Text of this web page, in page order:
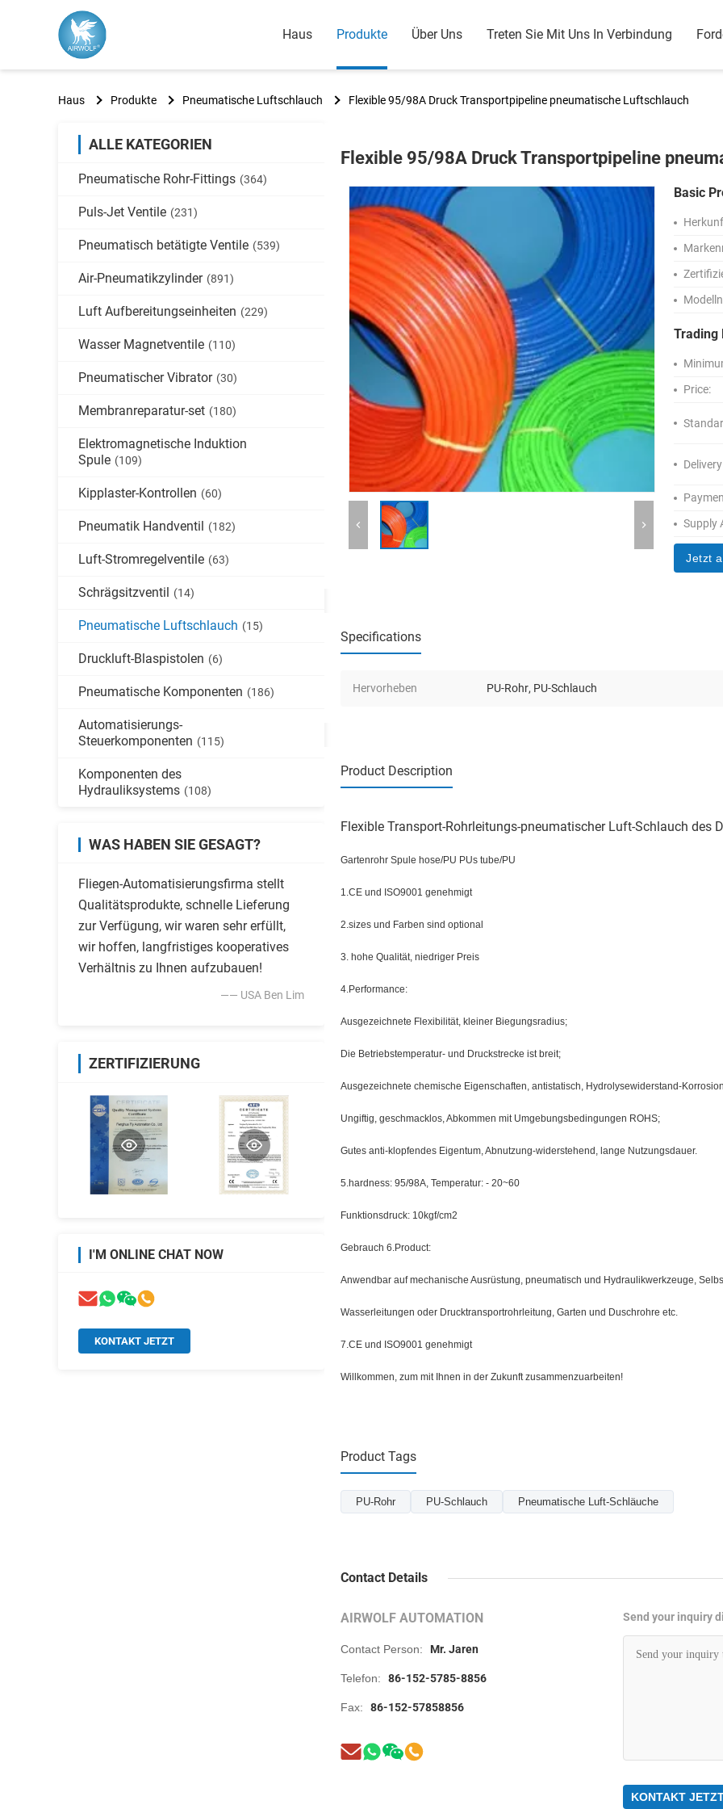
Haus Produkte Über Uns Treten Sie Mit Uns In Verbindung
Haus Produkte Pneumatische Luftschlauch Flexible 95/98A Druck Transportpipeline pneumatische Luftschlauch
ALLE KATEGORIEN
Pneumatische Rohr-Fittings (364)
Puls-Jet Ventile (231)
Pneumatisch betätigte Ventile (539)
Air-Pneumatikzylinder (891)
Luft Aufbereitungseinheiten (229)
Wasser Magnetventile (110)
Pneumatischer Vibrator (30)
Membranreparatur-set (180)
Elektromagnetische Induktion
Spule (109)
Kipplaster-Kontrollen (60)
Pneumatik Handventil (182)
Luft-Stromregelventile (63)
Schrägsitzventil (14)
Pneumatische Luftschlauch (15)
Druckluft-Blaspistolen (6)
Pneumatische Komponenten (186)
Automatisierungs-
Steuerkomponenten (115)
Komponenten des
Hydrauliksystems (108)
WAS HABEN SIE GESAGT?
Fliegen-Automatisierungsfirma stellt
Qualitätsprodukte, schnelle Lieferung
zur Verfügung, wir waren sehr erfüllt,
wir hoffen, langfristiges kooperatives
Verhältnis zu Ihnen aufzubauen!
—— USA Ben Lim
ZERTIFIZIERUNG
I'M ONLINE CHAT NOW
KONTAKT JETZT
Flexible 95/98A Druck Transportpipeline
Basic
Trading
Price:
Supply
Jetzt
Specifications
Hervorheben PU-Rohr, PU-Schlauch
Product Description
Flexible Transport-Rohrleitungs-pneumatischer Luft-Schlauch des
Gartenrohr Spule hose/PU PUs tube/PU
1.CE und ISO9001 genehmigt
2.sizes und Farben sind optional
3. hohe Qualität, niedriger Preis
4.Performance:
Ausgezeichnete Flexibilität, kleiner Biegungsradius;
Die Betriebstemperatur- und Druckstrecke ist breit;
Ausgezeichnete chemische Eigenschaften, antistatisch, Hydrolysewiderstand-
Ungiftig, geschmacklos, Abkommen mit Umgebungsbedingungen ROHS;
Gutes anti-klopfendes Eigentum, Abnutzung-widerstehend, lange Nutzungsdauer.
5.hardness: 95/98A, Temperatur: - 20~60
Funktionsdruck: 10kgf/cm2
Gebrauch 6.Product:
Anwendbar auf mechanische Ausrüstung, pneumatisch und Hydraulikwerkzeuge,
Wasserleitungen oder Drucktransportrohrleitung, Garten und Duschrohre etc.
7.CE und ISO9001 genehmigt
Willkommen, zum mit Ihnen in der Zukunft zusammenzuarbeiten!
Product Tags
PU-Rohr PU-Schlauch Pneumatische Luft-Schläuche
Contact Details
AIRWOLF AUTOMATION
Contact Person: Mr. Jaren
Telefon: 86-152-5785-8856
Fax: 86-152-57858856
Send your inquiry
KONTAKT